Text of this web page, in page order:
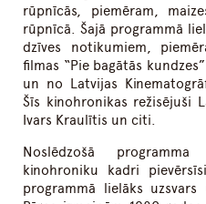
rūpnīcās, piemēram,
rūpnīcā. Šajā programmā
dzīves notikumiem,
filmas “Pie bagātās
un no Latvijas
Šīs kinohronikas režisējuši
Ivars Kraulītis un citi.
Noslēdzošā
kinohroniku kadri
programmā lielāks